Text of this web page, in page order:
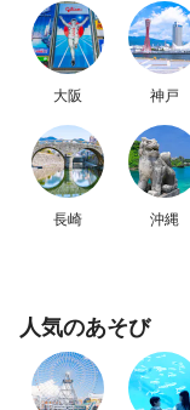
大阪 神戸
長崎 沖縄
人気のあそび